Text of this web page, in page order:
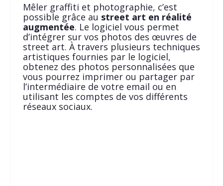
Mêler graffiti et photographie, c’est
possible grâce au street art en réalité
augmentée. Le logiciel vous permet
d’intégrer sur vos photos des œuvres de
street art. À travers plusieurs techniques
artistiques fournies par le logiciel,
obtenez des photos personnalisées que
vous pourrez imprimer ou partager par
l’intermédiaire de votre email ou en
utilisant les comptes de vos différents
réseaux sociaux.